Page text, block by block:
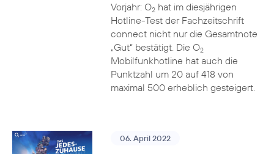
Vorjahr: O2hat im diesjährigen
Hotline-Test der Fachzeitschrift
connect nicht nur die Gesamtnote
„Gut“ bestätigt. Die O2
Mobilfunkhotline hat auch die
Punktzahl um 20 auf 418 von
maximal 500 erheblich gesteigert.
06. April 2022